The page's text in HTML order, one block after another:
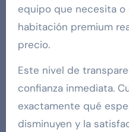
equipo que necesita o
habitación premium
precio.
Este nivel de
confianza inmediata.
exactamente qué
disminuyen y la